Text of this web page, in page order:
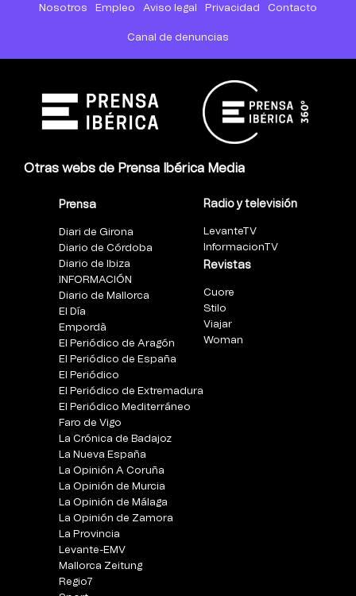
Nosotros Empleo Aviso legal Privacidad Contacto
Canal de denuncias
Otras webs de Prensa Ibérica Media
Prensa
Diari de Girona
Diario de Córdoba
Diario de Ibiza
INFORMACIÓN
Diario de Mallorca
El Día
Empordà
El Periódico de Aragón
El Periódico de España
El Periódico
El Periódico de Extremadura
El Periódico Mediterráneo
Faro de Vigo
La Crónica de Badajoz
La Nueva España
La Opinión A Coruña
La Opinión de Murcia
La Opinión de Málaga
La Opinión de Zamora
La Provincia
Levante-EMV
Mallorca Zeitung
Regio7
Radio y televisión
LevanteTV
InformacionTV
Revistas
Cuore
Stilo
Viajar
Woman